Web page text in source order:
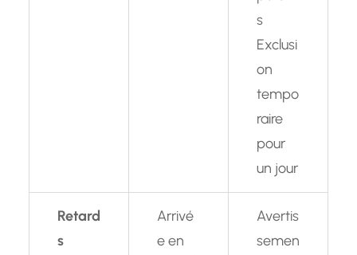
s
Exclusi
on
tempo
raire
pour
un jour
Retard
s
Arrivé
e en
Avertis
semen